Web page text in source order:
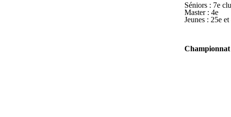
Séniors : 7e
Master : 4e
Jeunes : 25e et
Championnat